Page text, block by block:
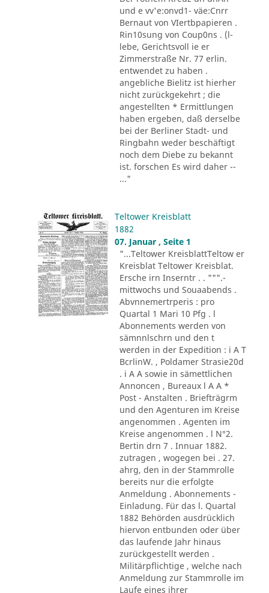
und e vv'e:onvd1- väe:Cnrr
Bernaut von VIertbpapieren .
Rin10sung von Coup0ns . (l-
lebe, Gerichtsvoll ie er
Zimmerstraße Nr. 77 erlin.
entwendet zu haben .
angebliche Bielitz ist hierher
nicht zurückgekehrt ; die
angestellten * Ermittlungen
haben ergeben, daß derselbe
bei der Berliner Stadt- und
Ringbahn weder beschäftigt
noch dem Diebe zu bekannt
ist. forschen Es wird daher --
..."
Teltower Kreisblatt
1882
07. Januar , Seite 1
"...Teltower KreisblattTeltow er
Kreisblat Teltower Kreisblat.
Ersche irn Inserntr . . """.-
mittwochs und Souaabends .
Abvnnemertrperis : pro
Quartal 1 Mari 10 Pfg . l
Abonnements werden von
sämnnlschrn und den t
werden in der Expedition : i A T
BcrlinW. , Poldamer Strasie20d
. i A A sowie in sämettlichen
Annoncen , Bureaux l A A *
Post - Anstalten . Briefträgrm
und den Agenturen im Kreise
angenommen . Agenten im
Kreise angenommen . l N°2.
Bertin drn 7 . Innuar 1882.
zutragen , wogegen bei . 27.
ahrg, den in der Stammrolle
bereits nur die erfolgte
Anmeldung . Abonnements -
Einladung. Für das l. Quartal
1882 Behörden ausdrücklich
hiervon entbunden oder über
das laufende Jahr hinaus
zurückgestellt werden .
Militärpflichtige , welche nach
Anmeldung zur Stammrolle im
Laufe eines ihrer